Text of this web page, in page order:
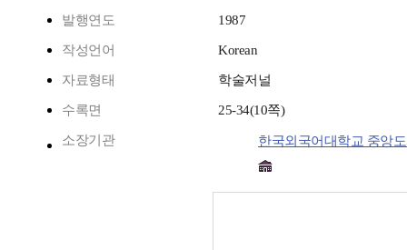
발행연도 1987
작성언어 Korean
자료형태 학술저널
수록면 25-34(10쪽)
소장기관 한국외국어대학교 중앙